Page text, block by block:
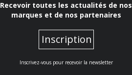
Recevoir toutes les actualités de nos
marques et de nos partenaires
Inscription
Inscrivez-vous pour recevoir la newsletter